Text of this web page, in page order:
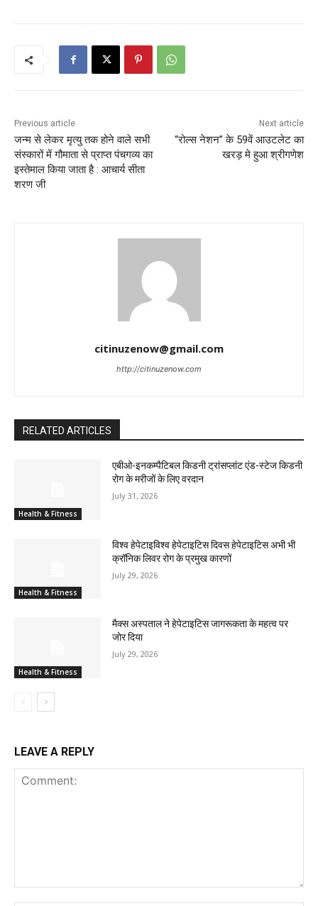
Previous article
जन्म से लेकर मृत्यु तक होने वाले सभी
संस्कारों में गौमाता से प्राप्त पंचगव्य का
इस्तेमाल किया जाता है : आचार्य सीता
शरण जी
Next article
“रोल्स नेशन” के 59वें आउटलेट का
खरड़ मे हुआ श्रीगणेश
citinuzenow@gmail.com
http://citinuzenow.com
RELATED ARTICLES
Health & Fitness
एबीओ-इनकम्पैटिबल किडनी ट्रांसप्लांट एंड-स्टेज किडनी
रोग के मरीजों के लिए वरदान
July 31, 2026
Health & Fitness
विश्व हेपेटाइविश्व हेपेटाइटिस दिवस हेपेटाइटिस अभी भी
क्रॉनिक लिवर रोग के प्रमुख कारणों
July 29, 2026
Health & Fitness
मैक्स अस्पताल ने हेपेटाइटिस जागरूकता के महत्व पर
जोर दिया
July 29, 2026
LEAVE A REPLY